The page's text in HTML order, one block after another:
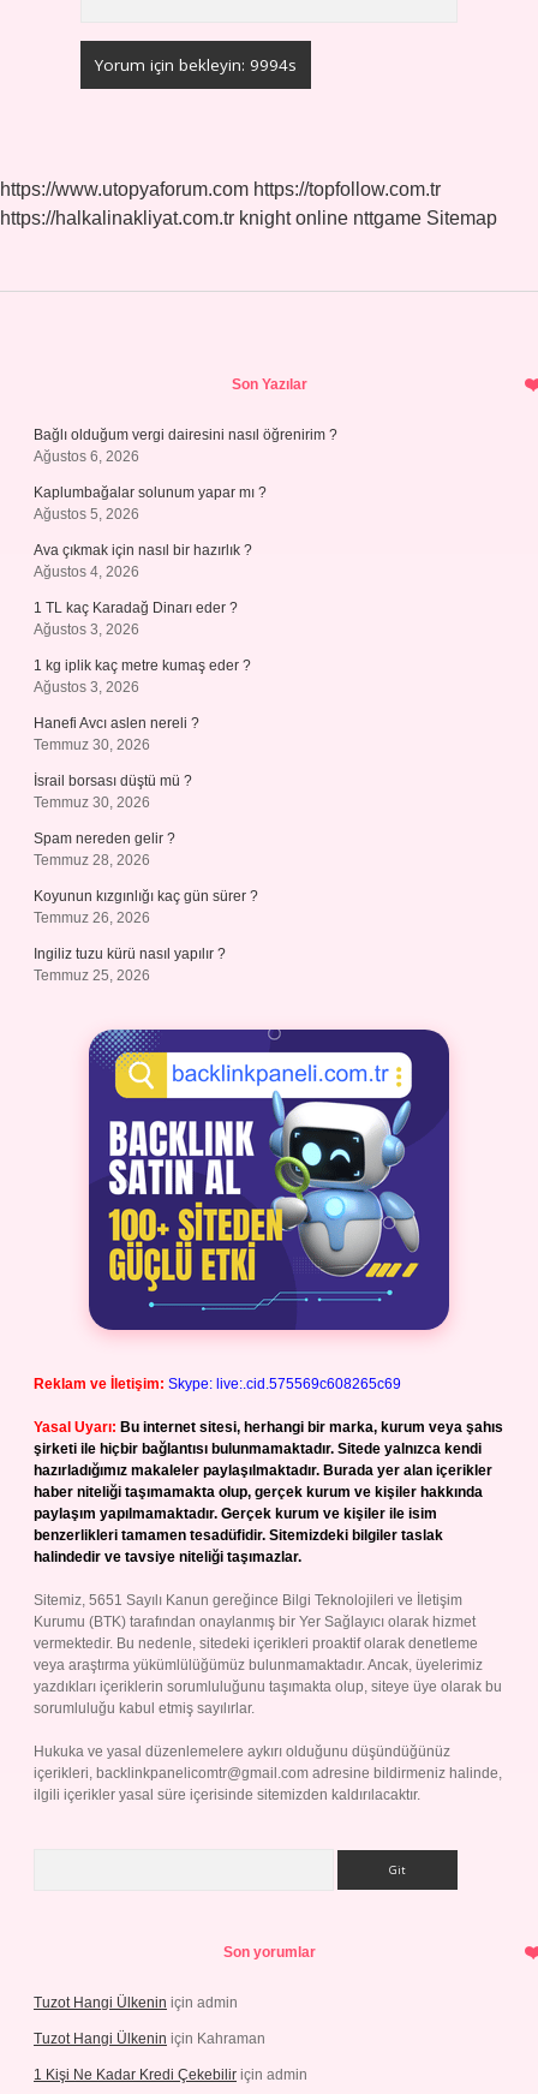
https://www.utopyaforum.com https://topfollow.com.tr
https://halkalinakliyat.com.tr knight online nttgame Sitemap
Son Yazılar
Bağlı olduğum vergi dairesini nasıl öğrenirim ?
Ağustos 6, 2026
Kaplumbağalar solunum yapar mı ?
Ağustos 5, 2026
Ava çıkmak için nasıl bir hazırlık ?
Ağustos 4, 2026
1 TL kaç Karadağ Dinarı eder ?
Ağustos 3, 2026
1 kg iplik kaç metre kumaş eder ?
Ağustos 3, 2026
Hanefi Avcı aslen nereli ?
Temmuz 30, 2026
İsrail borsası düştü mü ?
Temmuz 30, 2026
Spam nereden gelir ?
Temmuz 28, 2026
Koyunun kızgınlığı kaç gün sürer ?
Temmuz 26, 2026
Ingiliz tuzu kürü nasıl yapılır ?
Temmuz 25, 2026
Reklam ve İletişim: Skype: live:.cid.575569c608265c69
Yasal Uyarı: Bu internet sitesi, herhangi bir marka, kurum veya şahıs
şirketi ile hiçbir bağlantısı bulunmamaktadır. Sitede yalnızca kendi
hazırladığımız makaleler paylaşılmaktadır. Burada yer alan içerikler
haber niteliği taşımamakta olup, gerçek kurum ve kişiler hakkında
paylaşım yapılmamaktadır. Gerçek kurum ve kişiler ile isim
benzerlikleri tamamen tesadüfidir. Sitemizdeki bilgiler taslak
halindedir ve tavsiye niteliği taşımazlar.
Sitemiz, 5651 Sayılı Kanun gereğince Bilgi Teknolojileri ve İletişim
Kurumu (BTK) tarafından onaylanmış bir Yer Sağlayıcı olarak hizmet
vermektedir. Bu nedenle, sitedeki içerikleri proaktif olarak denetleme
veya araştırma yükümlülüğümüz bulunmamaktadır. Ancak, üyelerimiz
yazdıkları içeriklerin sorumluluğunu taşımakta olup, siteye üye olarak bu
sorumluluğu kabul etmiş sayılırlar.
Hukuka ve yasal düzenlemelere aykırı olduğunu düşündüğünüz
içerikleri, backlinkpanelicomtr@gmail.com adresine bildirmeniz halinde,
ilgili içerikler yasal süre içerisinde sitemizden kaldırılacaktır.
Son yorumlar
Tuzot Hangi Ülkenin için admin
Tuzot Hangi Ülkenin için Kahraman
1 Kişi Ne Kadar Kredi Çekebilir için admin